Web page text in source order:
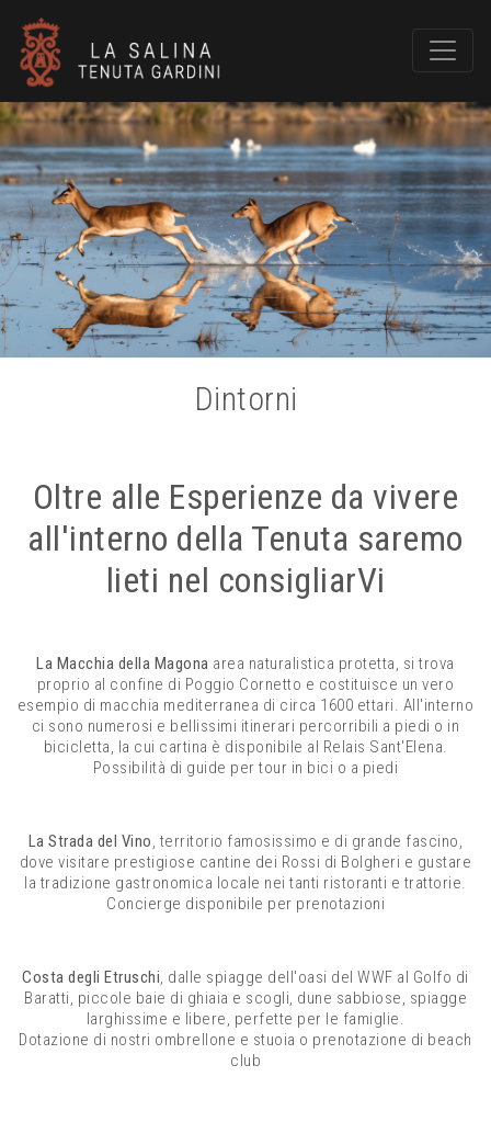
Dintorni
Oltre alle Esperienze da vivere
all'interno della Tenuta saremo
lieti nel consigliarVi
La Macchia della Magona area naturalistica protetta, si trova
proprio al confine di Poggio Cornetto e costituisce un vero
esempio di macchia mediterranea di circa 1600 ettari. All'interno
ci sono numerosi e bellissimi itinerari percorribili a piedi o in
bicicletta, la cui cartina è disponibile al Relais Sant'Elena.
Possibilità di guide per tour in bici o a piedi
La Strada del Vino, territorio famosissimo e di grande fascino,
dove visitare prestigiose cantine dei Rossi di Bolgheri e gustare
la tradizione gastronomica locale nei tanti ristoranti e trattorie.
Concierge disponibile per prenotazioni
Costa degli Etruschi, dalle spiagge dell'oasi del WWF al Golfo di
Baratti, piccole baie di ghiaia e scogli, dune sabbiose, spiagge
larghissime e libere, perfette per le famiglie.
Dotazione di nostri ombrellone e stuoia o prenotazione di beach
club